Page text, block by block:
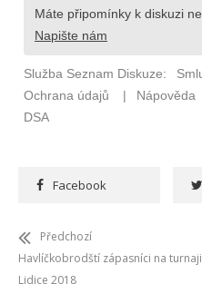
Facebook
Předchozí
Havlíčkobrodští zápasníci na turnaji
Lidice 2018